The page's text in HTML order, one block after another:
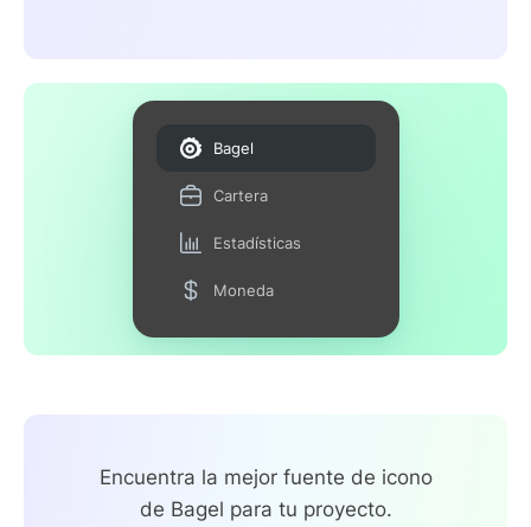
Bagel
Cartera
Estadísticas
Moneda
Encuentra la mejor fuente de icono
de Bagel para tu proyecto.